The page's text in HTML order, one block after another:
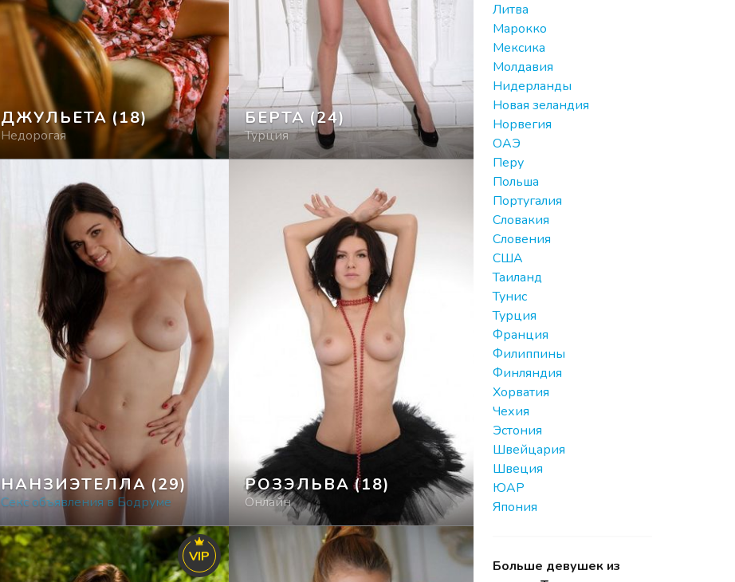
ДЖУЛЬЕТА (18)
Недорогая
БЕРТА(24)
Турция
НАНЗИЭТЕЛЛА (29)
Секс объявления в Бодруме
РОЗЭЛЬВА (18)
Онлайн
VIP
Литва
Марокко
Мексика
Молдавия
Нидерланды
Новая зеландия
Норвегия
ОАЭ
Перу
Польша
Португалия
Словакия
Словения
США
Таиланд
Тунис
Турция
Франция
Филиппины
Финляндия
Хорватия
Чехия
Эстония
Швейцария
Швеция
ЮАР
Япония
Больше девушек из